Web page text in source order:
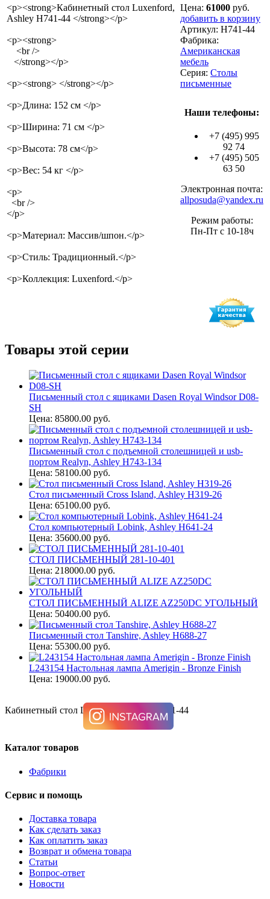
<p><strong>Кабинетный стол Luxenford,
Ashley H741-44 </strong></p>
<p><strong>
<br />
</strong></p>
<p><strong> </strong></p>
<p>Длина: 152 см </p>
<p>Ширина: 71 см </p>
<p>Высота: 78 см</p>
<p>Вес: 54 кг </p>
<p>
<br />
</p>
<p>Материал: Массив/шпон.</p>
<p>Стиль: Традиционный.</p>
<p>Коллекция: Luxenford.</p>
Цена: 61000 руб.
добавить в корзину
Артикул: H741-44
Фабрика:
Американская
мебель
Серия: Столы
письменные
Наши телефоны:
+7 (495) 995
92 74
+7 (495) 505
63 50
Электронная почта:
allposuda@yandex.ru
Режим работы:
Пн-Пт с 10-18ч
Товары этой серии
Письменный стол с ящиками Dasen Royal Windsor D08-
SH
Цена: 85800.00 руб.
Письменный стол с подъемной столешницей и usb-
портом Realyn, Ashley H743-134
Цена: 58100.00 руб.
Стол письменный Cross Island, Ashley H319-26
Цена: 65100.00 руб.
Стол компьютерный Lobink, Ashley H641-24
Цена: 35600.00 руб.
СТОЛ ПИСЬМЕННЫЙ 281-10-401
Цена: 218000.00 руб.
СТОЛ ПИСЬМЕННЫЙ ALIZE AZ250DC УГОЛЬНЫЙ
Цена: 50400.00 руб.
Письменный стол Tanshire, Ashley H688-27
Цена: 55300.00 руб.
L243154 Настольная лампа Amerigin - Bronze Finish
Цена: 19000.00 руб.
Кабинетный стол Luxenford, Ashley H741-44
Каталог товаров
Фабрики
Сервис и помощь
Доставка товара
Как сделать заказ
Как оплатить заказ
Возврат и обмена товара
Статьи
Вопрос-ответ
Новости